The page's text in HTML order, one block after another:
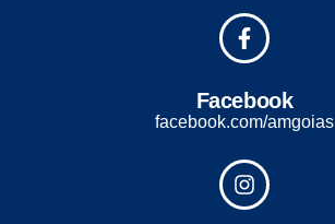
Facebook
facebook.com/amgoias